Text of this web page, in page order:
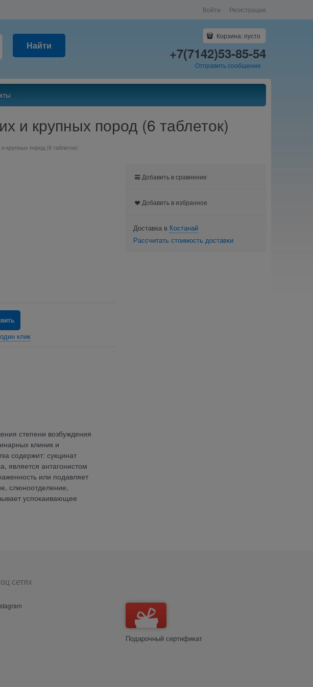
Войти Регистрация
Найти
Корзина: пусто
+7(7142)53-85-54
Отправить сообщение
и крупных пород (6 таблеток)
крупных пород (6 таблеток)
клик
степени возбуждения
клиник и
содержит: сукцинат
является антагонистом
или подавляет
слюноотделение,
успокаивающее
Добавить в сравнение
Добавить в избранное
Доставка в Костанай
Рассчитать стоимость доставки
сетях
Подарочный сертификат